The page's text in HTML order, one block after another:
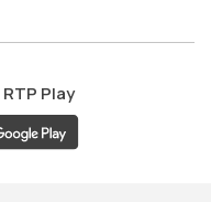
RTP Play